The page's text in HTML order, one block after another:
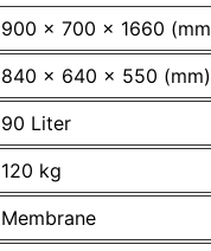
900 x 700 x 1660
840 x 640 x 550 (mm)
90 Liter
120 kg
Membrane